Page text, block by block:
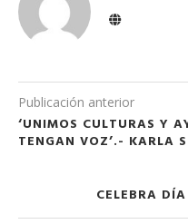
Publicación anterior
‘UNIMOS CULTURAS Y
TENGAN VOZ’.- KARLA
CELEBRA